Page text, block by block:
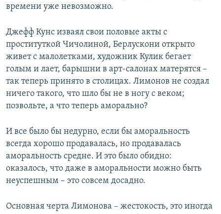
времени уже невозможно.
Джефф Кунс изваял свои половые акты с
проституткой Чичолиной, Берлускони открыто
живет с малолетками, художник Кулик бегает
голым и лает, барышни в арт-салонах матерятся –
так теперь принято в столицах. Лимонов не создал
ничего такого, что шло бы не в ногу с веком;
позвольте, а что теперь аморально?
И все было бы недурно, если бы аморальность
всегда хорошо продавалась, но продавалась
аморальность средне. И это было обидно:
оказалось, что даже в аморальности можно быть
неуспешным – это совсем досадно.
Основная черта Лимонова – жестокость, это иногда